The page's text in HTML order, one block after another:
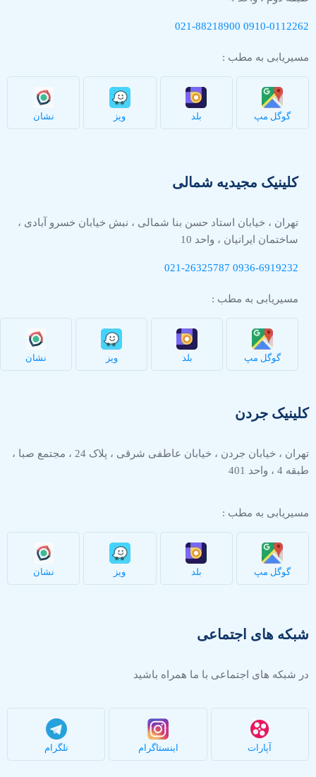
0910-0112262
021-88218900
مسیریابی به مطب :
گوگل مپ بلد ویز نشان
کلینیک مجیدیه شمالی
تهران ، خیابان استاد حسن بنا شمالی ، نبش خیابان خسرو آبادی ،
ساختمان ایرانیان ، واحد 10
0936-6919232
021-26325787
مسیریابی به مطب :
گوگل مپ بلد ویز نشان
کلینیک جردن
تهران ، خیابان جردن ، خیابان عاطفی شرقی ، پلاک 24 ، مجتمع صبا ،
طبقه 4 ، واحد 401
مسیریابی به مطب :
گوگل مپ بلد ویز نشان
شبکه های اجتماعی
در شبکه های اجتماعی با ما همراه باشید
آپارات اینستاگرام تلگرام